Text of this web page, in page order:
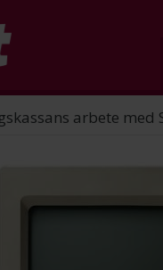
Energimyndigheten